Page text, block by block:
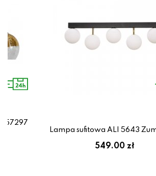
57297
Lampa sufitowa ALI 5643
549.00 zł